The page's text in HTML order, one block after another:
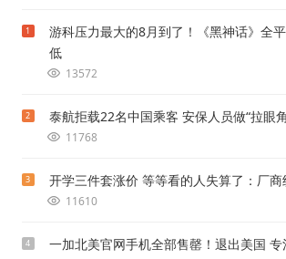
1
游科压力最大的8月到了！《黑神话》全
低
13572
2 泰航拒载22名中国乘客 安保人员做“拉眼
11768
3 开学三件套涨价 等等看的人失算了：厂商
11610
4 一加北美官网手机全部售罄！退出美国 专